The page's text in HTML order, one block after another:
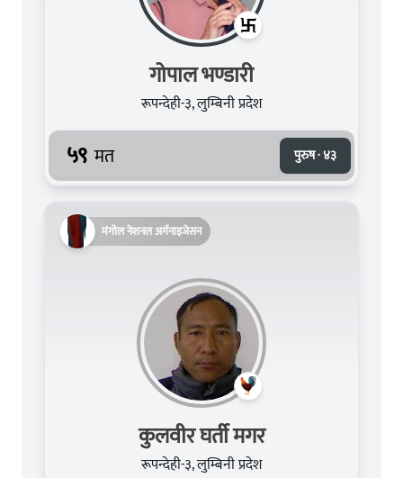
गोपाल भण्डारी
रूपन्देही-३, लुम्बिनी प्रदेश
५९ मत पुरुष · ४३
मंगोल नेशनल अर्गनाइजेसन
कुलवीर घर्ती मगर
रूपन्देही-३, लुम्बिनी प्रदेश